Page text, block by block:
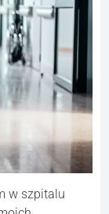
w szpitalu